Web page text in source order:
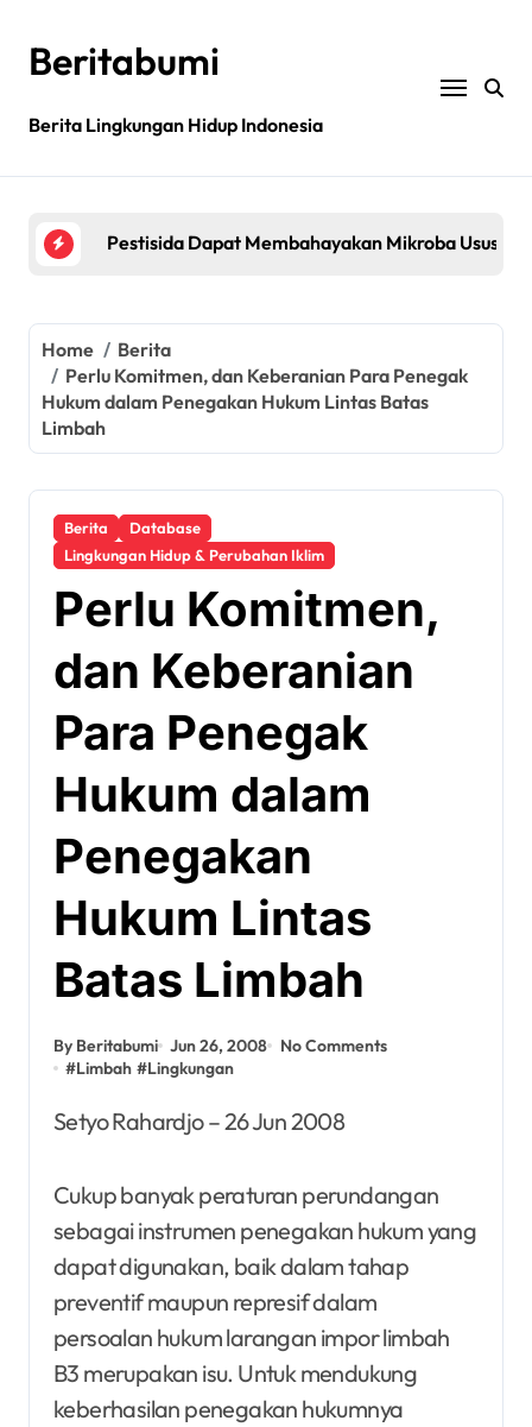
contentBeritabumi
Berita Lingkungan Hidup Indonesia
Bagaimana rantai pasokan global yang tidak
Penemuan gen padi dapat mengurangi
Bagaimana rantai pasokan global yang tidak
Filipina: MASIPAG Menentang Persetujuan Beras
Home
Berita
Perlu Komitmen, dan Keberanian Para Penegak
Hukum dalam Penegakan Hukum Lintas Batas
Limbah
Berita
Database
Lingkungan Hidup & Perubahan Iklim
Perlu Komitmen,
dan Keberanian
Para Penegak
Hukum dalam
Penegakan
Hukum Lintas
Batas Limbah
By Beritabumi Jun 26, 2008
No Comments
#Limbah #Lingkungan
Setyo Rahardjo – 26 Jun 2008
Cukup banyak peraturan perundangan
sebagai instrumen penegakan hukum yang
dapat digunakan, baik dalam tahap
preventif maupun represif dalam
persoalan hukum larangan impor limbah
B3 merupakan isu. Untuk mendukung
keberhasilan penegakan hukumnya